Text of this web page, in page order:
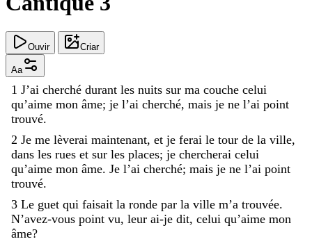
Ouvir Criar
Aa
1 J’ai cherché durant les nuits sur ma couche celui
qu’aime mon âme; je l’ai cherché, mais je ne l’ai point
trouvé.
2 Je me lèverai maintenant, et je ferai le tour de la ville,
dans les rues et sur les places; je chercherai celui
qu’aime mon âme. Je l’ai cherché; mais je ne l’ai point
trouvé.
3 Le guet qui faisait la ronde par la ville m’a trouvée.
N’avez-vous point vu, leur ai-je dit, celui qu’aime mon
âme?